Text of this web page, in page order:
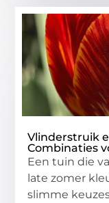
Vlinderstruik
Combinaties
Een tuin die
late zomer
slimme